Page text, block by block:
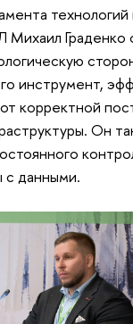
технологий
Михаил Граденко
инструмент,
корректной
Он
с данными.